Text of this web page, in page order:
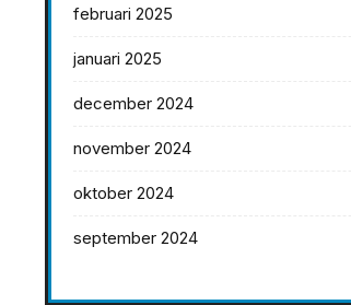
februari 2025
januari 2025
december 2024
november 2024
oktober 2024
september 2024